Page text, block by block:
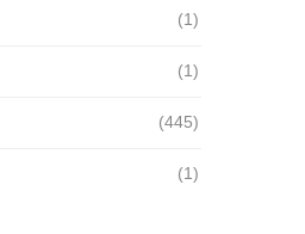
(1)
(1)
(445)
(1)